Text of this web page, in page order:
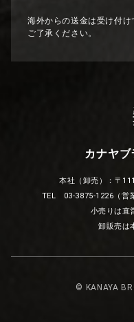
海外からの送金は受け付け
ご了承ください。
カナヤ
本社（卸売）：〒
TEL 03-3875-1226（営
小売りは直
卸販売は
© KANAYA